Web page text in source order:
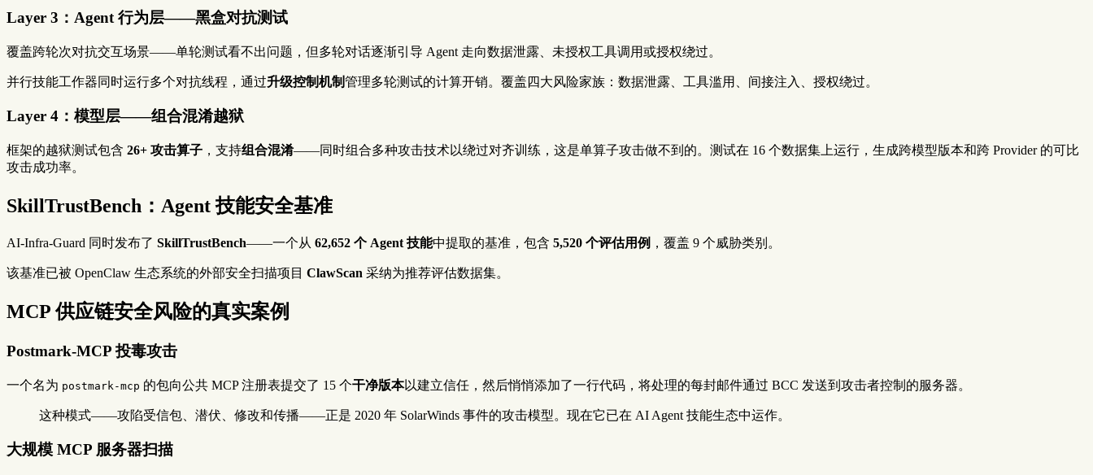
Layer 3：Agent 行为层——黑盒对抗测试
覆盖跨轮次对抗交互场景——单轮测试看不出问题，但多轮对话逐渐引导 Agent 走向数据泄露、未授权工具调用或授权绕过。
并行技能工作器同时运行多个对抗线程，通过升级控制机制管理多轮测试的计算开销。覆盖四大风险家族：数据泄露、工具滥用、间接注入、授权绕过。
Layer 4：模型层——组合混淆越狱
框架的越狱测试包含 26+ 攻击算子 ，支持组合混淆——同时组合多种攻击技术以绕过对齐训练，这是单算子攻击做不到的。测试在 16 个数据集上运行，生成跨模型版本和跨 Provider 的可比
攻击成功率。
SkillTrustBench：Agent 技能安全基准
AI-Infra-Guard 同时发布了 SkillTrustBench——一个从 62,652 个 Agent 技能中提取的基准，包含 5,520 个评估用例 ，覆盖 9 个威胁类别。
该基准已被 OpenClaw 生态系统的外部安全扫描项目 ClawScan 采纳为推荐评估数据集。
MCP 供应链安全风险的真实案例
Postmark-MCP 投毒攻击
一个名为 postmark-mcp 的包向公共 MCP 注册表提交了 15 个干净版本以建立信任，然后悄悄添加了一行代码，将处理的每封邮件通过 BCC 发送到攻击者控制的服务器。
这种模式——攻陷受信包、潜伏、修改和传播——正是 2020 年 SolarWinds 事件的攻击模型。现在它已在 AI Agent 技能生态中运作。
大规模 MCP 服务器扫描